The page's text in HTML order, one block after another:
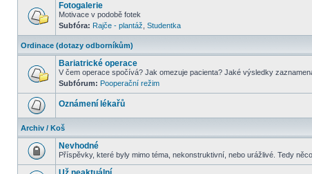
Fotogalerie
Motivace v podobě fotek
Subfóra: Rajče - plantáž Studentka
Ordinace (dotazy odborníkům)
Bariatrické operace
V čem operace spočívá? Jak omezuje pacienta? Jaké výsledky
Subfórum: Pooperační režim
Oznámení lékařů
Archiv / Koš
Nevhodné
Příspěvky, které byly mimo téma, nekonstruktivní, nebo urážlivé. Tedy